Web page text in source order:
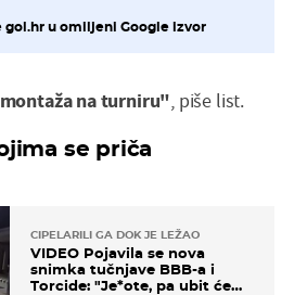
gol.hr u omiljeni Google izvor
na turniru", piše list.
se priča
CIPELARILI GA DOK JE LEŽAO
VIDEO Pojavila se nova
snimka tučnjave BBB-a i
Torcide: "Je*ote, pa ubit će